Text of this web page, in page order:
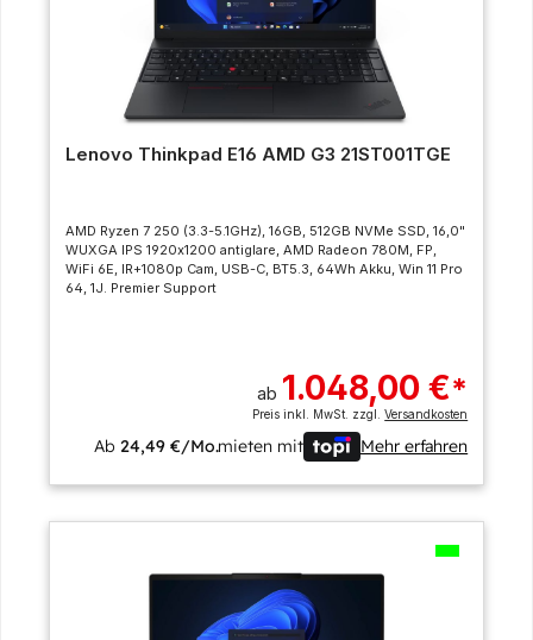
Lenovo Thinkpad E16 AMD G3 21ST001TGE
AMD Ryzen 7 250 (3.3-5.1GHz), 16GB, 512GB NVMe SSD, 16,0"
WUXGA IPS 1920x1200 antiglare, AMD Radeon 780M, FP,
WiFi 6E, IR+1080p Cam, USB-C, BT5.3, 64Wh Akku, Win 11 Pro
64, 1J. Premier Support
ab 1.048,00 €*
Preis inkl. MwSt. zzgl.Versandkosten
Ab24,49 €/Mo.mieten mit Mehr erfahren